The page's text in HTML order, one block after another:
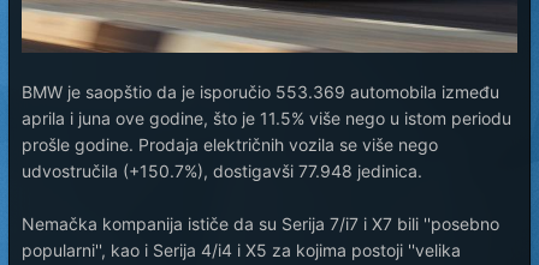
BMW je saopštio da je isporučio 553.369 automobila između
aprila i juna ove godine, što je 11.5% više nego u istom periodu
prošle godine. Prodaja električnih vozila se više nego
udvostručila (+150.7%), dostigavši 77.948 jedinica.
Nemačka kompanija ističe da su Serija 7/i7 i X7 bili ''posebno
popularni'', kao i Serija 4/i4 i X5 za kojima postoji ''velika